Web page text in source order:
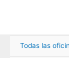
Todas las